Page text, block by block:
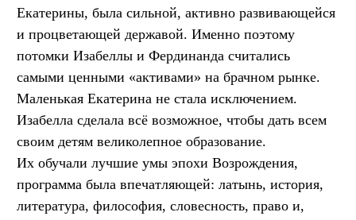
Екатерины, была сильной, активно развивающейся
и процветающей державой. Именно поэтому
потомки Изабеллы и Фердинанда считались
самыми ценными «активами» на брачном рынке.
Маленькая Екатерина не стала исключением.
Изабелла сделала всё возможное, чтобы дать всем
своим детям великолепное образование.
Их обучали лучшие умы эпохи Возрождения,
программа была впечатляющей: латынь, история,
литература, философия, словесность, право и,